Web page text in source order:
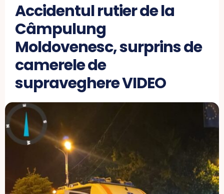
Accidentul rutier de la
Câmpulung
Moldovenesc, surprins de
camerele de
supraveghere VIDEO